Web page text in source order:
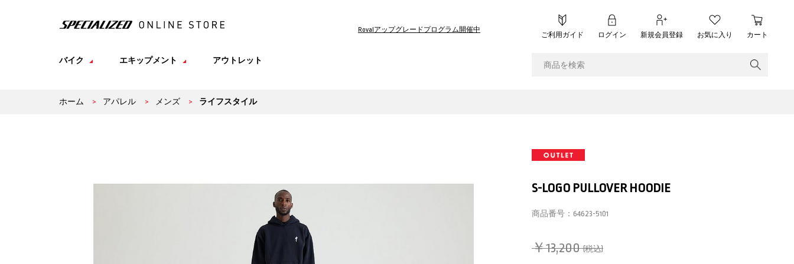
Rovalアップグレードプログラム開催中
ご利用ガイド ログイン 新規会員登録 お気に入り カート
バイク エキップメント アウトレット
ホーム > アパレル > メンズ > ライフスタイル
S-LOGO PULLOVER HOODIE
商品番号： 64623-5101
￥13,200 (税込)